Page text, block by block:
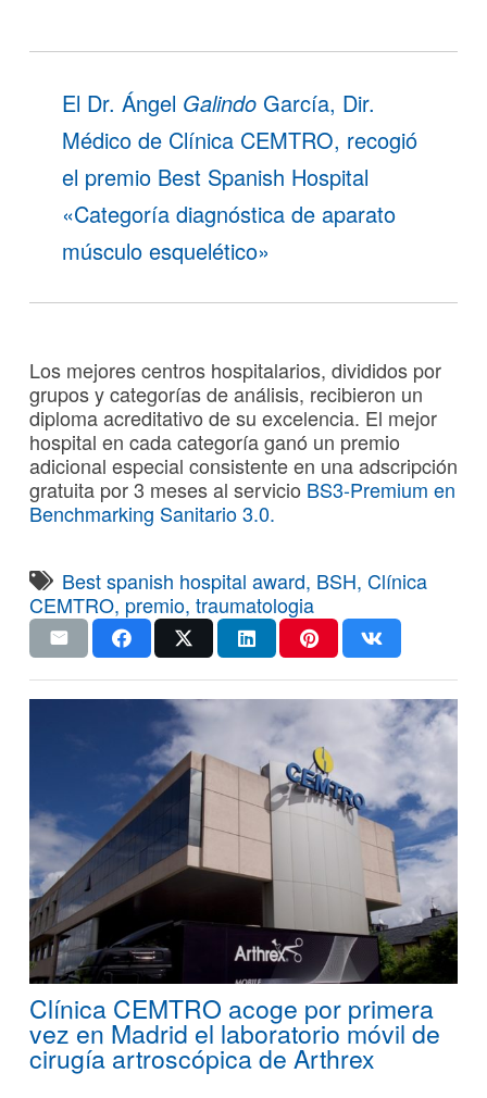
El Dr. Ángel Galindo García, Dir.
Médico de Clínica CEMTRO, recogió
el premio Best Spanish Hospital
«Categoría diagnóstica de aparato
músculo esquelético»
Los mejores centros hospitalarios, divididos por
grupos y categorías de análisis, recibieron un
diploma acreditativo de su excelencia. El mejor
hospital en cada categoría ganó un premio
adicional especial consistente en una adscripción
gratuita por 3 meses al servicio BS3-Premium en
Benchmarking Sanitario 3.0.
Best spanish hospital award, BSH,Clínica
CEMTRO, premio, traumatologia
Clínica CEMTRO acoge por primera
vez en Madrid el laboratorio móvil de
cirugía artroscópica de Arthrex